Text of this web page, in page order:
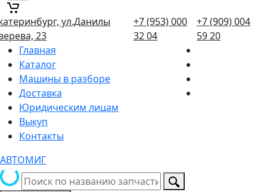
ул.Данилы
23
+7 (953) 000
32 04
+7 (909) 004
59 20
Главная
Каталог
Машины в разборе
Доставка
Юридическим лицам
Выкуп
Контакты
АВТОМИГ